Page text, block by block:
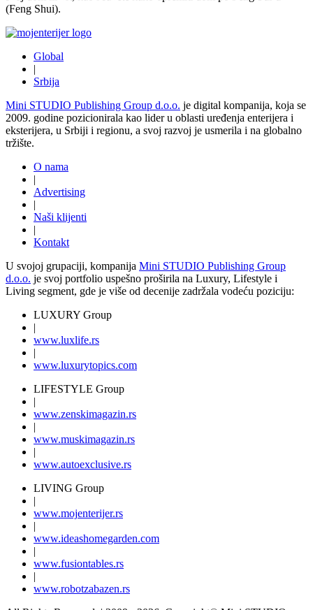
(Feng Shui).
Global
|
Srbija
Mini STUDIO Publishing Group d.o.o. je digital kompanija, koja se
2009. godine pozicionirala kao lider u oblasti uređenja enterijera i
eksterijera, u Srbiji i regionu, a svoj razvoj je usmerila i na globalno
tržište.
O nama
|
Advertising
|
Naši klijenti
|
Kontakt
U svojoj grupaciji, kompanija Mini STUDIO Publishing Group
d.o.o. je svoj portfolio uspešno proširila na Luxury, Lifestyle i
Living segment, gde je više od decenije zadržala vodeću poziciju:
LUXURY Group
|
www.luxlife.rs
|
www.luxurytopics.com
LIFESTYLE Group
|
www.zenskimagazin.rs
|
www.muskimagazin.rs
|
www.autoexclusive.rs
LIVING Group
|
www.mojenterijer.rs
|
www.ideashomegarden.com
|
www.fusiontables.rs
|
www.robotzabazen.rs